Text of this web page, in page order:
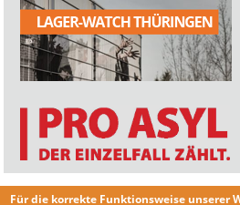
Für die korrekte Funktionsweise unserer